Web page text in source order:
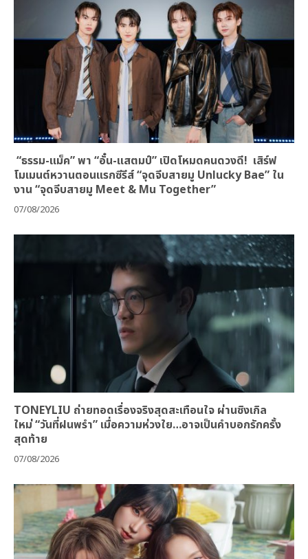
“ธรรม-แม็ค” พา “อั๋น-แสตมป์” เปิดโหมดคนดวงดี! เสิร์ฟ
โมเมนต์หวานตอนแรกซีรีส์ “จุดจีบสายมู Unlucky Bae” ใน
งาน “จุดจีบสายมู Meet & Mu Together”
07/08/2026
TONEYLIU ถ่ายทอดเรื่องจริงสุดสะเทือนใจ ผ่านซิงเกิล
ใหม่ “วันที่ฝนพรำ” เมื่อความห่วงใย…อาจเป็นคำบอกรักครั้ง
สุดท้าย
07/08/2026